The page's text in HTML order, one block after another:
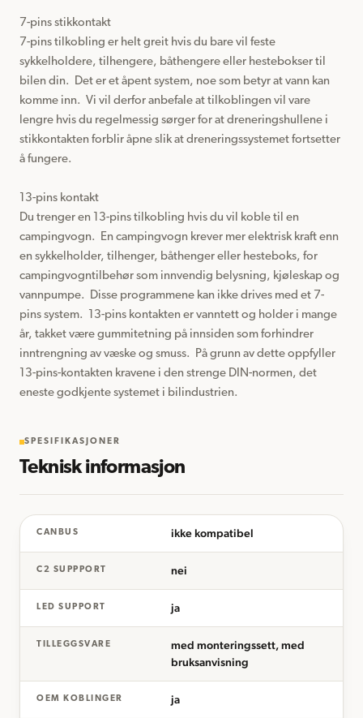
7-pins stikkontakt
7-pins tilkobling er helt greit hvis du bare vil feste
sykkelholdere, tilhengere, båthengere eller hestebokser til
bilen din.  Det er et åpent system, noe som betyr at vann kan
komme inn.  Vi vil derfor anbefale at tilkoblingen vil vare
lengre hvis du regelmessig sørger for at dreneringshullene i
stikkontakten forblir åpne slik at dreneringssystemet fortsetter
å fungere.
13-pins kontakt
Du trenger en 13-pins tilkobling hvis du vil koble til en
campingvogn.  En campingvogn krever mer elektrisk kraft enn
en sykkelholder, tilhenger, båthenger eller hesteboks, for
campingvogntilbehør som innvendig belysning, kjøleskap og
vannpumpe.  Disse programmene kan ikke drives med et 7-
pins system.  13-pins kontakten er vanntett og holder i mange
år, takket være gummitetning på innsiden som forhindrer
inntrengning av væske og smuss.  På grunn av dette oppfyller
13-pins-kontakten kravene i den strenge DIN-normen, det
eneste godkjente systemet i bilindustrien.
SPESIFIKASJONER
Teknisk informasjon
CANBUS ikke kompatibel
C2 SUPPPORT nei
LED SUPPORT ja
TILLEGGSVARE
med monteringssett, med
bruksanvisning
OEM KOBLINGER ja